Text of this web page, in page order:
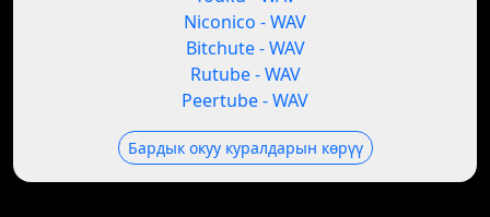
Niconico - WAV
Bitchute - WAV
Rutube - WAV
Peertube - WAV
Бардык окуу куралдарын көрүү